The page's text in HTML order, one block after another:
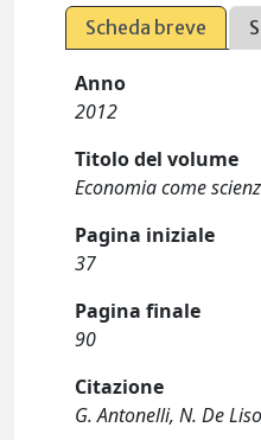
Scheda breve
Anno
2012
Titolo del volume
Economia come
Pagina iniziale
37
Pagina finale
90
Citazione
G. Antonelli, N. De